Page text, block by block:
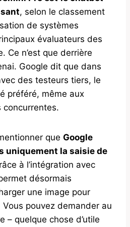
, selon le classement
de systèmes
évaluateurs des
Ce n’est que derrière
Google dit que dans
des testeurs tiers, le
préféré, même aux
concurrentes.
que Google
uniquement la saisie de
à l’intégration avec
désormais
une image pour
Vous pouvez demander au
– quelque chose d’utile